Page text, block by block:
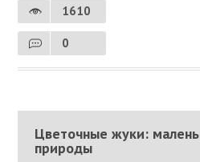
1610
0
Цветочные жуки:
природы